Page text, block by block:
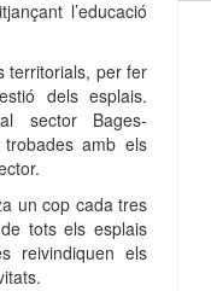
l’educació
territorials, per fer
dels esplais.
sector Bages-
amb els
un cop cada tres
tots els esplais
reivindiquen els